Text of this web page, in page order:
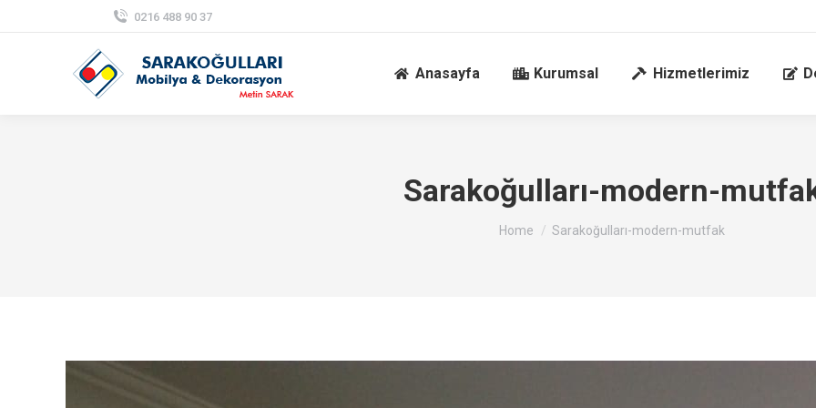
0216 488 90 37
Anasayfa Kurumsal Hizmetlerimiz
Sarakoğulları-modern-
You are here:
Home Sarakoğulları-modern-mutfak